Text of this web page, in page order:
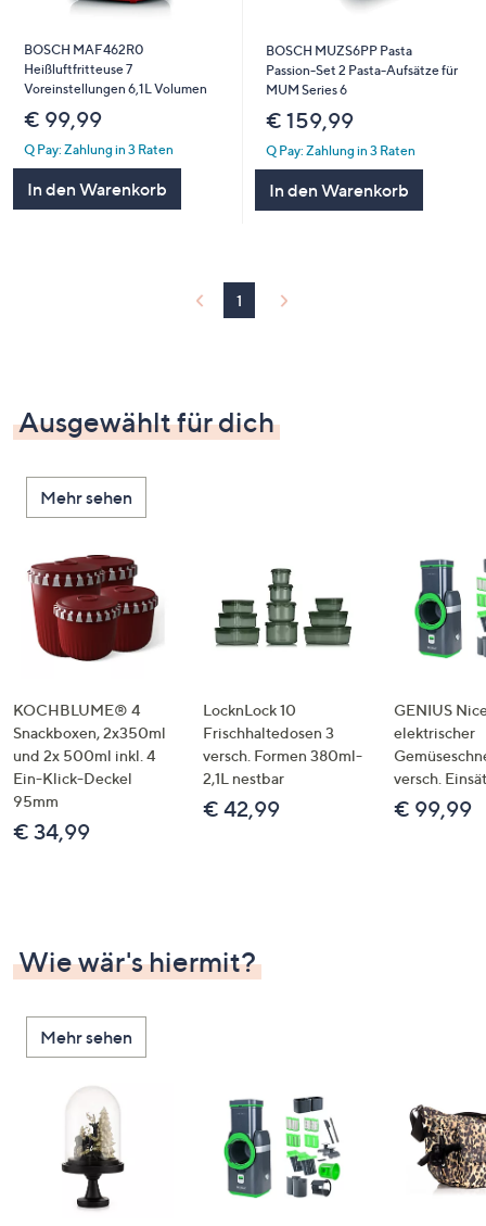
BOSCH MAF462R0
Heißluftfritteuse 7
Voreinstellungen 6,1L Volumen
€ 99,99
Q Pay: Zahlung in 3 Raten
In den Warenkorb
BOSCH MUZS6PP Pasta
Passion-Set 2 Pasta-Aufsätze für
MUM Series 6
€ 159,99
Q Pay: Zahlung in 3 Raten
In den Warenkorb
1
Ausgewählt für dich
Mehr sehen
KOCHBLUME® 4
Snackboxen, 2x350ml
und 2x 500ml inkl. 4
Ein-Klick-Deckel
95mm
€ 34,99
LocknLock 10
Frischhaltedosen 3
versch. Formen 380ml-
2,1L nestbar
€ 42,99
GENIUS
elektrischer
versch.
€ 99,99
Wie wär's hiermit?
Mehr sehen